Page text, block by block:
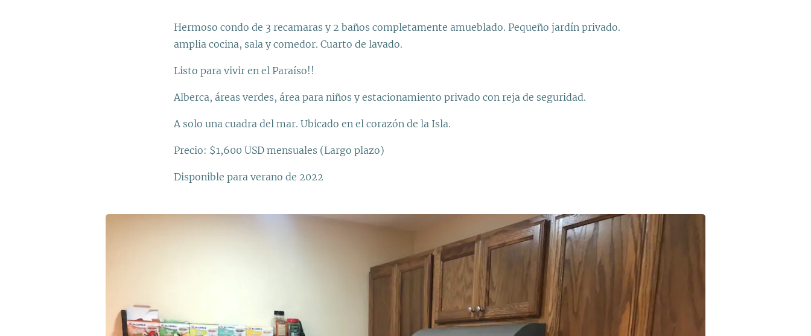
Hermoso condo de 3 recamaras y 2 baños completamente amueblado. Pequeño jardín privado.
amplia cocina, sala y comedor. Cuarto de lavado.
Listo para vivir en el Paraíso!!
Alberca, áreas verdes, área para niños y estacionamiento privado con reja de seguridad.
A solo una cuadra del mar. Ubicado en el corazón de la Isla.
Precio: $1,600 USD mensuales (Largo plazo)
Disponible para verano de 2022